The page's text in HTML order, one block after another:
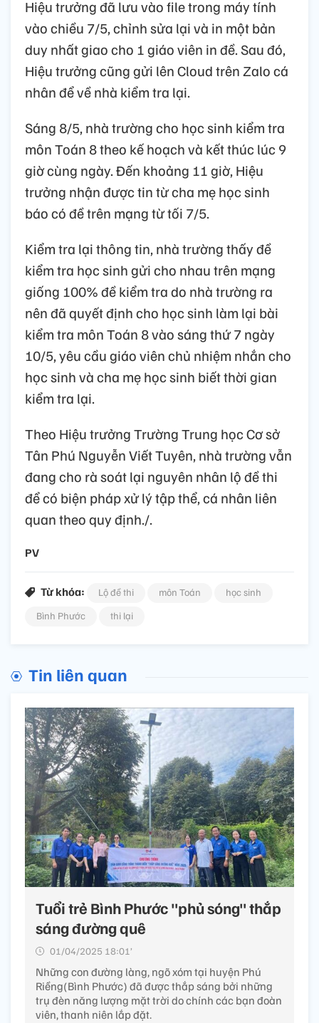
Hiệu trưởng đã lưu vào file trong máy tính
vào chiều 7/5, chỉnh sửa lại và in một bản
duy nhất giao cho 1 giáo viên in đề. Sau đó,
Hiệu trưởng cũng gửi lên Cloud trên Zalo cá
nhân để về nhà kiểm tra lại.
Sáng 8/5, nhà trường cho học sinh kiểm tra
môn Toán 8 theo kế hoạch và kết thúc lúc 9
giờ cùng ngày. Đến khoảng 11 giờ, Hiệu
trưởng nhận được tin từ cha mẹ học sinh
báo có đề trên mạng từ tối 7/5.
Kiểm tra lại thông tin, nhà trường thấy đề
kiểm tra học sinh gửi cho nhau trên mạng
giống 100% đề kiểm tra do nhà trường ra
nên đã quyết định cho học sinh làm lại bài
kiểm tra môn Toán 8 vào sáng thứ 7 ngày
10/5, yêu cầu giáo viên chủ nhiệm nhắn cho
học sinh và cha mẹ học sinh biết thời gian
kiểm tra lại.
Theo Hiệu trưởng Trường Trung học Cơ sở
Tân Phú Nguyễn Viết Tuyên, nhà trường vẫn
đang cho rà soát lại nguyên nhân lộ đề thi
để có biện pháp xử lý tập thể, cá nhân liên
quan theo quy định./.
PV
Từ khóa: Lộ đề thi môn Toán
học sinh
Bình Phước
thi lại
Tin liên quan
Tuổi trẻ Bình Phước "phủ sóng" thắp
sáng đường quê
01/04/2025 18:01’
Những con đường làng, ngõ xóm tại huyện Phú
Riềng(Bình Phước) đã được thắp sáng bởi những
trụ đèn năng lượng mặt trời do chính các bạn đoàn
viên, thanh niên lắp đặt.